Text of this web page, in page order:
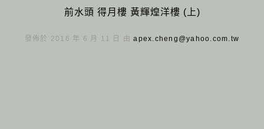
前水頭 得月樓 黃輝煌洋樓 (上)
發佈於 2016 年 6 月 11 日 由apex.cheng@yahoo.com.tw